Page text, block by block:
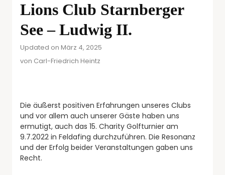
Lions Club Starnberger
See – Ludwig II.
Updated on März 4, 2025
von Carl-Friedrich Heintz
Die äußerst positiven Erfahrungen unseres Clubs
und vor allem auch unserer Gäste haben uns
ermutigt, auch das 15. Charity Golfturnier am
9.7.2022 in Feldafing durchzuführen. Die Resonanz
und der Erfolg beider Veranstaltungen gaben uns
Recht.